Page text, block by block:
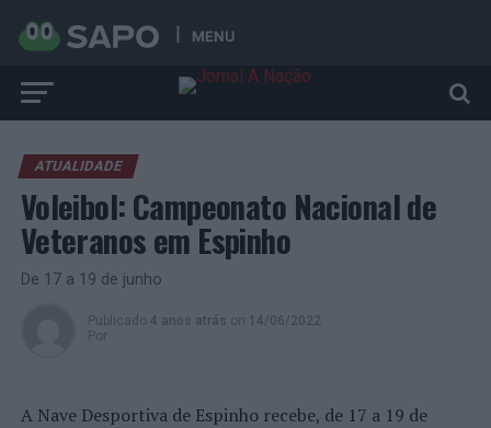
MENU
ATUALIDADE
Voleibol: Campeonato Nacional de
Veteranos em Espinho
De 17 a 19 de junho
Publicado 4 anos atrás on 14/06/2022
Por
A Nave Desportiva de Espinho recebe, de 17 a 19 de